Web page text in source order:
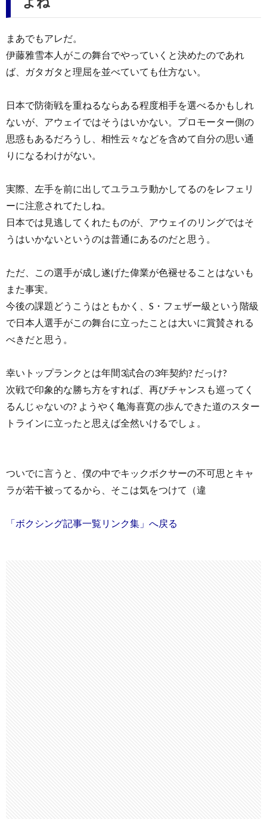
まあでもアレだ。
伊藤雅雪本人がこの舞台でやっていくと決めたのであれ
ば、ガタガタと理屈を並べていても仕方ない。
日本で防衛戦を重ねるならある程度相手を選べるかもしれ
ないが、アウェイではそうはいかない。プロモーター側の
思惑もあるだろうし、相性云々などを含めて自分の思い通
りになるわけがない。
実際、左手を前に出してユラユラ動かしてるのをレフェリ
ーに注意されてたしね。
日本では見逃してくれたものが、アウェイのリングではそ
うはいかないというのは普通にあるのだと思う。
ただ、この選手が成し遂げた偉業が色褪せることはないも
また事実。
今後の課題どうこうはともかく、S・フェザー級という階級
で日本人選手がこの舞台に立ったことは大いに賞賛される
べきだと思う。
幸いトップランクとは年間3試合の3年契約? だっけ?
次戦で印象的な勝ち方をすれば、再びチャンスも巡ってく
るんじゃないの? ようやく亀海喜寛の歩んできた道のスター
トラインに立ったと思えば全然いけるでしょ。
ついでに言うと、僕の中でキックボクサーの不可思とキャ
ラが若干被ってるから、そこは気をつけて（違
「ボクシング記事一覧リンク集」へ戻る